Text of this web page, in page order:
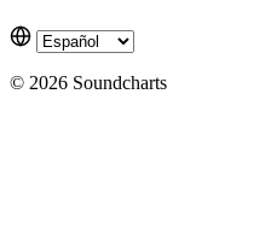
© 2026 Soundcharts